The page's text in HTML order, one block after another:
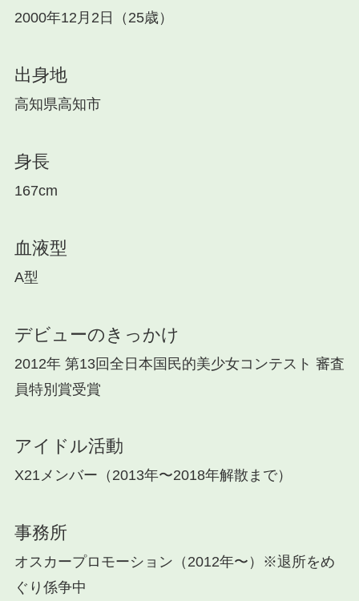
2000年12月2日（25歳）
出身地
高知県高知市
身長
167cm
血液型
A型
デビューのきっかけ
2012年 第13回全日本国民的美少女コンテスト 審査
員特別賞受賞
アイドル活動
X21メンバー（2013年〜2018年解散まで）
事務所
オスカープロモーション（2012年〜）※退所をめ
ぐり係争中